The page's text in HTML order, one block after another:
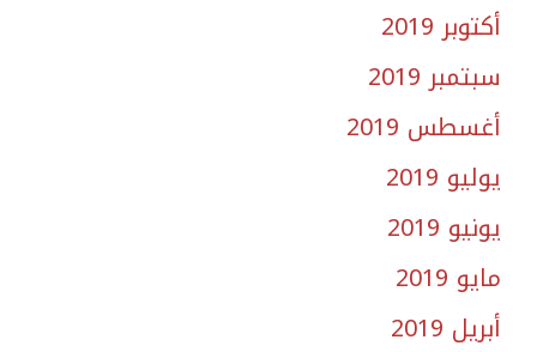
أكتوبر 2019
سبتمبر 2019
أغسطس 2019
يوليو 2019
يونيو 2019
مايو 2019
أبريل 2019